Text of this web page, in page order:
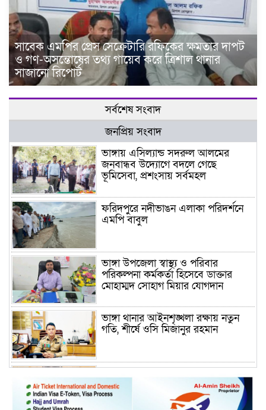
সাবেক এমপির প্রেস সেক্রেটারি রফিকের ক্ষমতার দাপট
ও গণ-অসন্তোষের তথ্য গায়েব করে ত্রিশাল থানার
সাজানো রিপোর্ট
সর্বশেষ সংবাদ
জনপ্রিয় সংবাদ
ভাঙ্গায় এসিল্যান্ড সদরুল আলমের
জনবান্ধব উদ্যোগে বদলে গেছে
ভূমিসেবা, প্রশংসায় সর্বমহল
ফরিদপুরে নদীভাঙন এলাকা পরিদর্শনে
এমপি বাবুল
ভাঙ্গা উপজেলা স্বাস্থ্য ও পরিবার
পরিকল্পনা কর্মকর্তা হিসেবে ডাক্তার
মোহাম্মদ সোহাগ মিয়ার যোগদান
ভাঙ্গা থানার আইনশৃঙ্খলা রক্ষায় নতুন
গতি, শীর্ষে ওসি মিজানুর রহমান
ময়মনসিংহের অতিরিক্ত জেলা প্রশাসক
(রাজস্ব) আজিম উদ্দিন ভূমি মন্ত্রণালয়ে
পদায়ন